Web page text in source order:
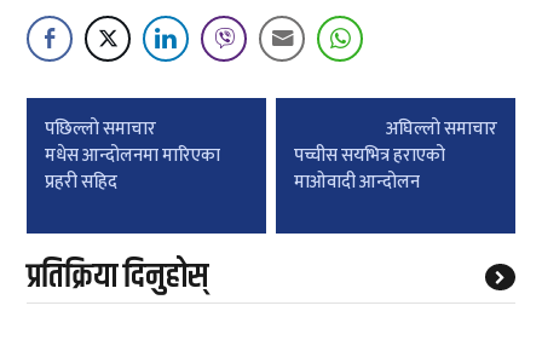
Post
navigation
पछिल्लाे समाचार
मधेस आन्दोलनमा मारिएका
प्रहरी सहिद
अघिल्लाे समाचार
पच्चीस सयभित्र हराएको
माओवादी आन्दोलन
प्रतिक्रिया दिनुहोस्